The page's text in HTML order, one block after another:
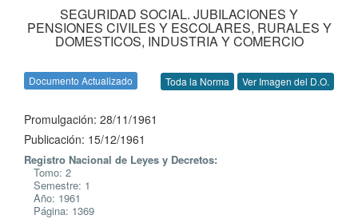
SEGURIDAD SOCIAL. JUBILACIONES Y
PENSIONES CIVILES Y ESCOLARES, RURALES Y
DOMESTICOS, INDUSTRIA Y COMERCIO
Documento Actualizado Toda la Norma Ver Imagen del D.O.
Promulgación: 28/11/1961
Publicación: 15/12/1961
Registro Nacional de Leyes y Decretos:
Tomo: 2
Semestre: 1
Año: 1961
Página: 1369